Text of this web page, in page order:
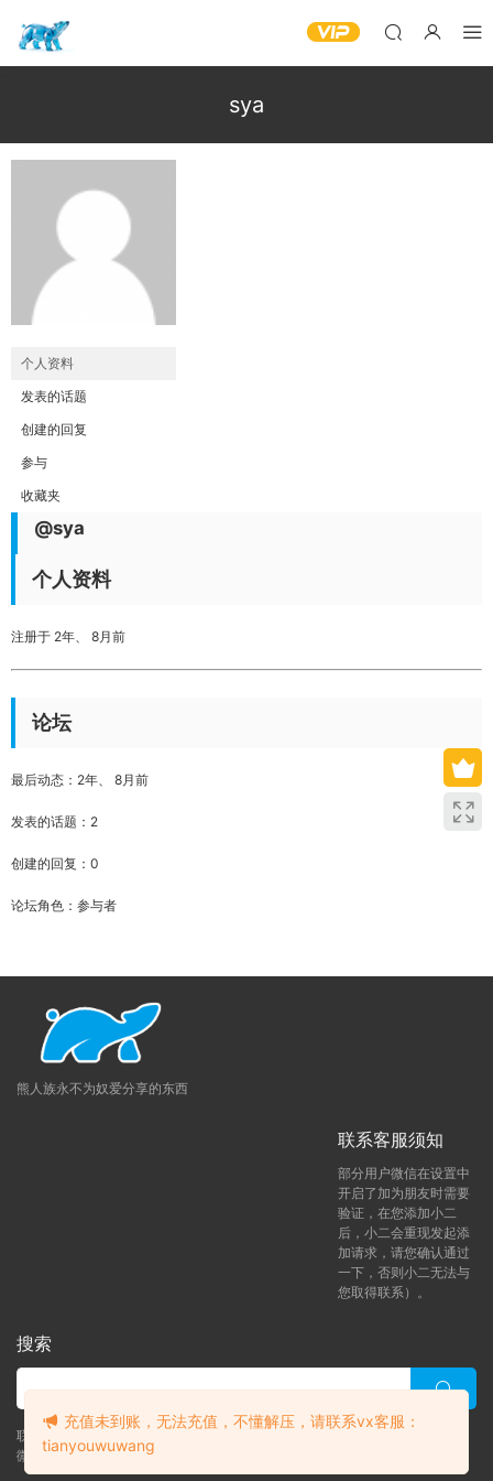
sya
个人资料
发表的话题
创建的回复
参与
收藏夹
@sya
个人资料
注册于 2年、 8月前
论坛
最后动态：2年、 8月前
发表的话题：2
创建的回复：0
论坛角色：参与者
熊人族永不为奴爱分享的东西
联系客服须知
部分用户微信在设置中
开启了加为朋友时需要
验证，在您添加小二
后，小二会重现发起添
加请求，请您确认通过
一下，否则小二无法与
您取得联系）。
搜索
联系客服 (添加后告诉客服-来自熊人族咨询问题)
微信客服（tianyouwuwang）
充值未到账，无法充值，不懂解压，请联系vx客服：
tianyouwuwang